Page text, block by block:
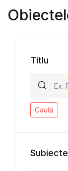
Titlu
Caută
Subiecte